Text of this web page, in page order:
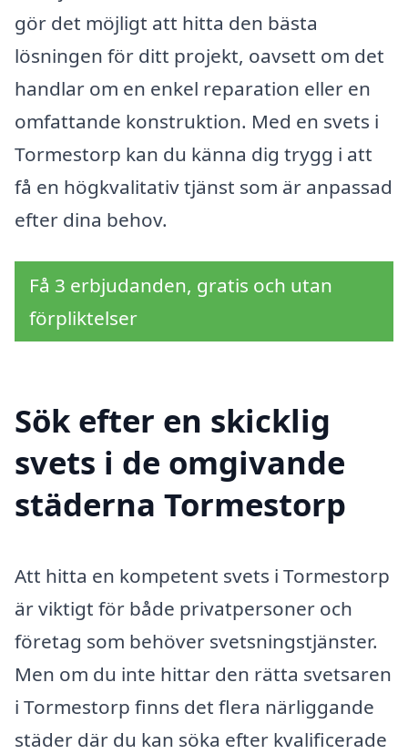
gör det möjligt att hitta den bästa
lösningen för ditt projekt, oavsett om det
handlar om en enkel reparation eller en
omfattande konstruktion. Med en svets i
Tormestorp kan du känna dig trygg i att
få en högkvalitativ tjänst som är anpassad
efter dina behov.
Få 3 erbjudanden, gratis och utan
förpliktelser
Sök efter en skicklig
svets i de omgivande
städerna Tormestorp
Att hitta en kompetent svets i Tormestorp
är viktigt för både privatpersoner och
företag som behöver svetsningstjänster.
Men om du inte hittar den rätta svetsaren
i Tormestorp finns det flera närliggande
städer där du kan söka efter kvalificerade